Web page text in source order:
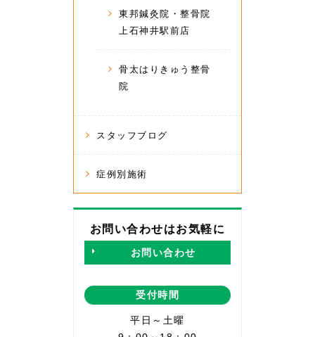
東邦鍼灸院・整骨院
上石神井駅前店
骨太はりきゅう整骨
院
スタッフブログ
症例別施術
お問い合わせはお気軽に
お問い合わせ
受付時間
平日～土曜